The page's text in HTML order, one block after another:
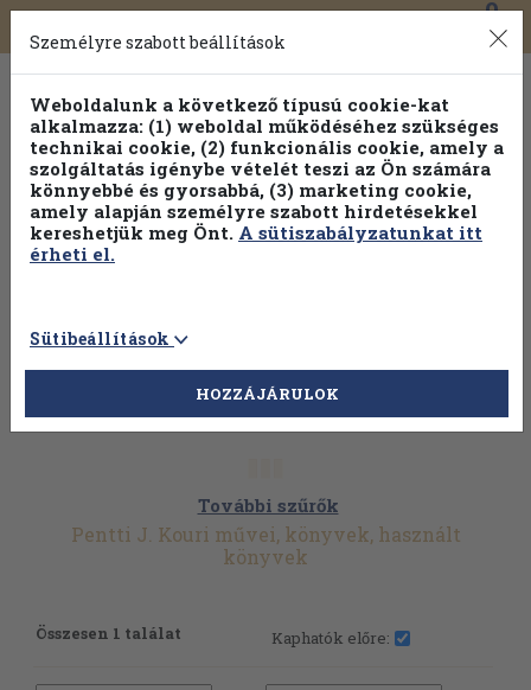
Toggle
navigation
0
További szűrők
Pentti J. Kouri művei, könyvek, használt
könyvek
Összesen 1 találat Kaphatók előre:
Személyre szabott beállítások
Weboldalunk a következő típusú cookie-kat
alkalmazza: (1) weboldal működéséhez szükséges
technikai cookie, (2) funkcionális cookie, amely a
szolgáltatás igénybe vételét teszi az Ön számára
könnyebbé és gyorsabbá, (3) marketing cookie,
amely alapján személyre szabott hirdetésekkel
kereshetjük meg Önt. A sütiszabályzatunkat itt
érheti el.
Sütibeállítások
HOZZÁJÁRULOK